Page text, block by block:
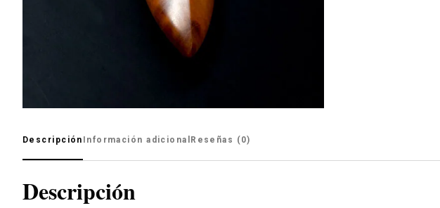
Descripción Información adicional Reseñas (0)
Descripción